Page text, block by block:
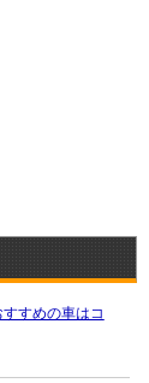
すめの車はコ